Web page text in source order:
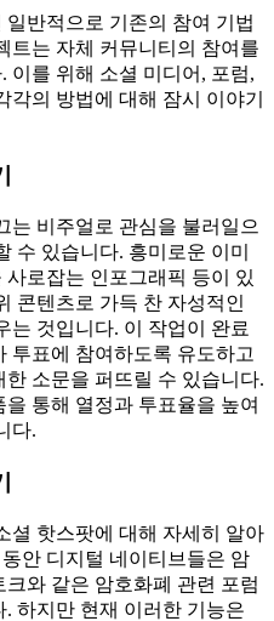
반적으로 기존의 참여 기법
트는 자체 커뮤니티의 참여를
이를 위해 소셜 미디어, 포럼,
의 방법에 대해 잠시 이야기
는 비주얼로 관심을 불러일으
수 있습니다. 흥미로운 이미
로잡는 인포그래픽 등이 있
콘텐츠로 가득 찬 자성적인
는 것입니다. 이 작업이 완료
투표에 참여하도록 유도하고
소문을 퍼뜨릴 수 있습니다.
통해 열정과 투표율을 높여
다.
셜 핫스팟에 대해 자세히 알아
안 디지털 네이티브들은 암
와 같은 암호화폐 관련 포럼
하지만 현재 이러한 기능은